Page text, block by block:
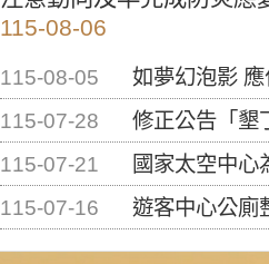
115-08-06
115-08-05
如夢幻泡影
115-07-28
修正公告「墾丁國家公
115-07-21
國家太空中心為辦理
115-07-16
遊客中心公廁